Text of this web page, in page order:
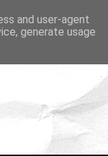
and user-agent
generate usage